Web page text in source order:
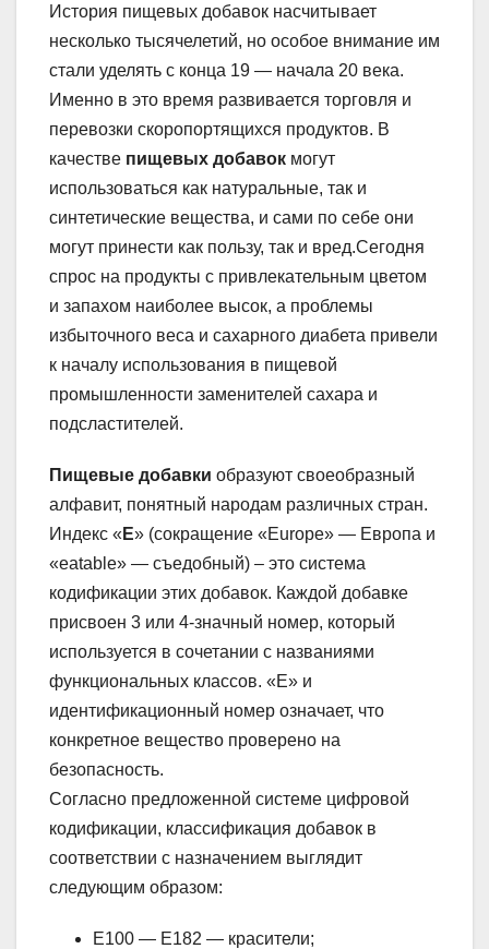
История пищевых добавок насчитывает
несколько тысячелетий, но особое внимание им
стали уделять с конца 19 — начала 20 века.
Именно в это время развивается торговля и
перевозки скоропортящихся продуктов. В
качестве пищевых добавок могут
использоваться как натуральные, так и
синтетические вещества, и сами по себе они
могут принести как пользу, так и вред.Сегодня
спрос на продукты с привлекательным цветом
и запахом наиболее высок, а проблемы
избыточного веса и сахарного диабета привели
к началу использования в пищевой
промышленности заменителей сахара и
подсластителей.
Пищевые добавки образуют своеобразный
алфавит, понятный народам различных стран.
Индекс « Е» (сокращение «Europe» — Европа и
«eatable» — съедобный) – это система
кодификации этих добавок. Каждой добавке
присвоен 3 или 4-значный номер, который
используется в сочетании с названиями
функциональных классов. «Е» и
идентификационный номер означает, что
конкретное вещество проверено на
безопасность.
Согласно предложенной системе цифровой
кодификации, классификация добавок в
соответствии с назначением выглядит
следующим образом:
Е100 — Е182 — красители;